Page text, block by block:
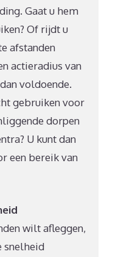
Gaat u hem
Of rijdt u
afstanden
actieradius van
voldoende.
gebruiken voor
dorpen
U kunt dan
een bereik van
wilt afleggen,
snelheid